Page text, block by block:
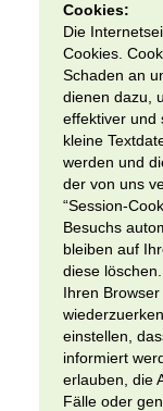
Cookies:
Die
Cookies.
Schaden an
dienen dazu,
effektiver und
kleine
werden und
der von uns
“Session-
Besuchs
bleiben auf
diese
Ihren
einstellen,
informiert
erlauben, die
Fälle oder